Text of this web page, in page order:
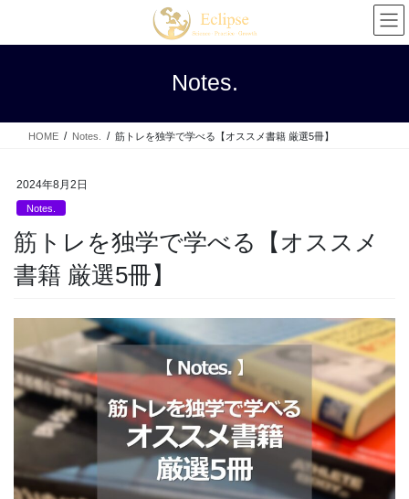
テ
ス
ゲ
ン
Notes.
HOME Notes. 筋トレを独学で学べる【オススメ書籍 厳選5冊】
2024年8月2日
Notes.
筋トレを独学で学べる【オススメ
書籍 厳選5冊】